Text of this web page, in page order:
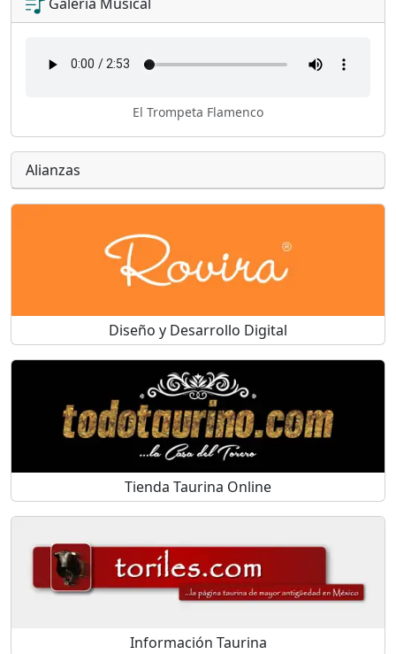
El Trompeta Flamenco
Alianzas
Diseño y Desarrollo Digital
Tienda Taurina Online
Información Taurina